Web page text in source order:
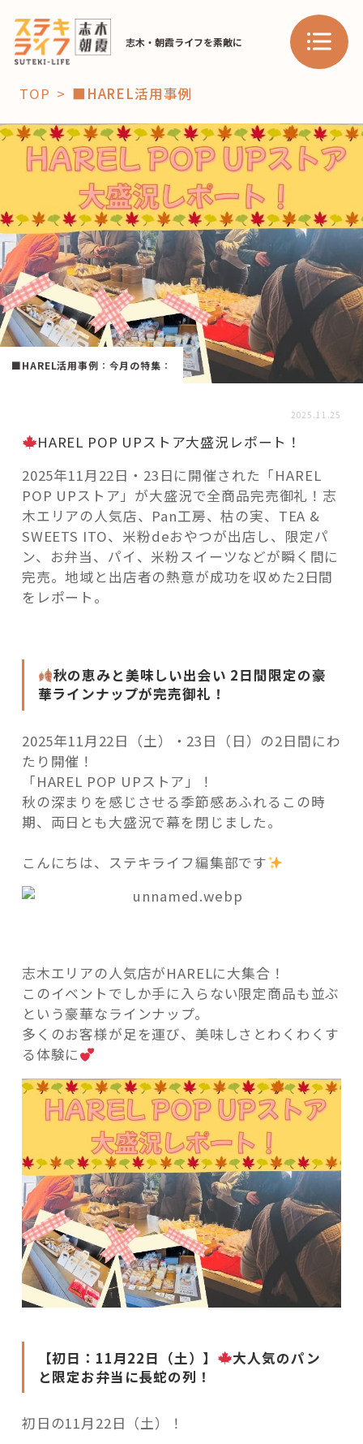
志木・朝霞ライフを素敵に
「コト」
子育て
暮らし
おすすめ
スポット 学び・教育
「場」
HAREL HAREL
活用事例
「モノ」
fleXe リノベ事例
「ひと」
協賛・協力店
これからの暮らし 住み替え相談
記事検索
TOP ■HAREL活用事例
■HAREL活用事例 ： 今月の特集 ：
2025.11.25
HAREL POP UPストア大盛況レポート！
2025年11月22日・23日に開催された「HAREL
POP UPストア」が大盛況で全商品完売御礼！志
木エリアの人気店、Pan工房、枯の実、TEA &
SWEETS ITO、米粉deおやつが出店し、限定パ
ン、お弁当、パイ、米粉スイーツなどが瞬く間に
完売。地域と出店者の熱意が成功を収めた2日間
をレポート。
秋の恵みと美味しい出会い 2日間限定の豪
華ラインナップが完売御礼！
2025年11月22日（土）・23日（日）の2日間にわ
たり開催！
「HAREL POP UPストア」！
秋の深まりを感じさせる季節感あふれるこの時
期、両日とも大盛況で幕を閉じました。
こんにちは、ステキライフ編集部です
志木エリアの人気店がHARELに大集合！
このイベントでしか手に入らない限定商品も並ぶ
という豪華なラインナップ。
多くのお客様が足を運び、美味しさとわくわくす
る体験に
【初日：11月22日（土）】
大人気のパン
と限定お弁当に長蛇の列！
初日の11月22日（土）！